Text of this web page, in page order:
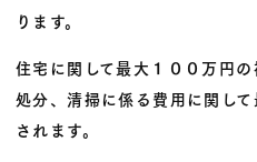
ります。
住宅に関して最大１００万円の
処分、清掃に係る費用に関して
されます。